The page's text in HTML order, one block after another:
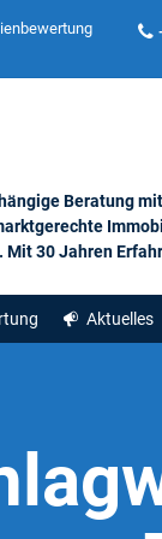
Beratung mit
Mit 30 Jahren
Aktuelles